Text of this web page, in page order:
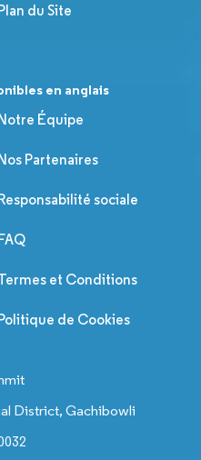
du Site
en anglais
Équipe
Partenaires
sociale
et Conditions
de Cookies
District, Gachibowli